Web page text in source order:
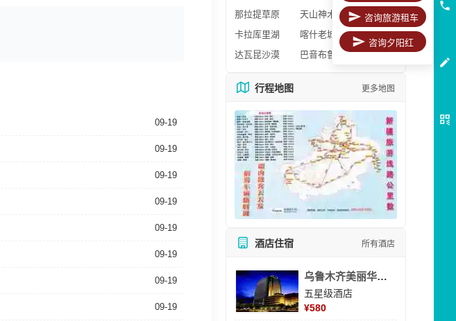
09-19
09-19
09-19
09-19
09-19
09-19
09-19
09-19
那拉提草原
天山神木园
卡拉库里湖
喀什老城区
达瓦昆沙漠
巴音布鲁克
行程地图 更多地图
酒店住宿 所有酒店
乌鲁木齐美丽华大酒
五星级酒店
¥580
咨询旅游租车
咨询夕阳红